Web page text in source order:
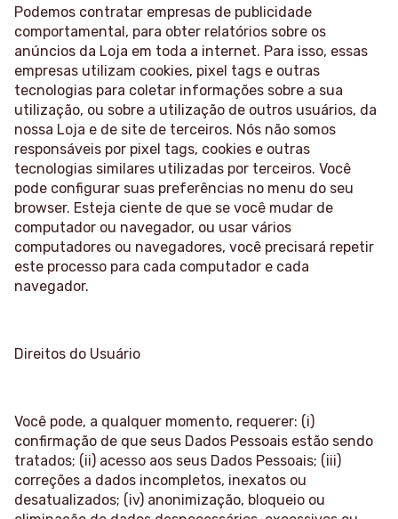
Podemos contratar empresas de publicidade
comportamental, para obter relatórios sobre os
anúncios da Loja em toda a internet. Para isso, essas
empresas utilizam cookies, pixel tags e outras
tecnologias para coletar informações sobre a sua
utilização, ou sobre a utilização de outros usuários, da
nossa Loja e de site de terceiros. Nós não somos
responsáveis por pixel tags, cookies e outras
tecnologias similares utilizadas por terceiros. Você
pode configurar suas preferências no menu do seu
browser. Esteja ciente de que se você mudar de
computador ou navegador, ou usar vários
computadores ou navegadores, você precisará repetir
este processo para cada computador e cada
navegador.
Direitos do Usuário
Você pode, a qualquer momento, requerer: (i)
confirmação de que seus Dados Pessoais estão sendo
tratados; (ii) acesso aos seus Dados Pessoais; (iii)
correções a dados incompletos, inexatos ou
desatualizados; (iv) anonimização, bloqueio ou